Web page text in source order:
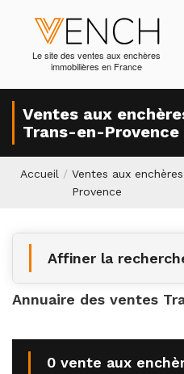
Le site des ventes aux enchères
immobilières en France
Ventes aux
Trans-en-Provence
Accueil / Ventes aux
Provence
Affiner la
Annuaire des ventes
0 vente aux